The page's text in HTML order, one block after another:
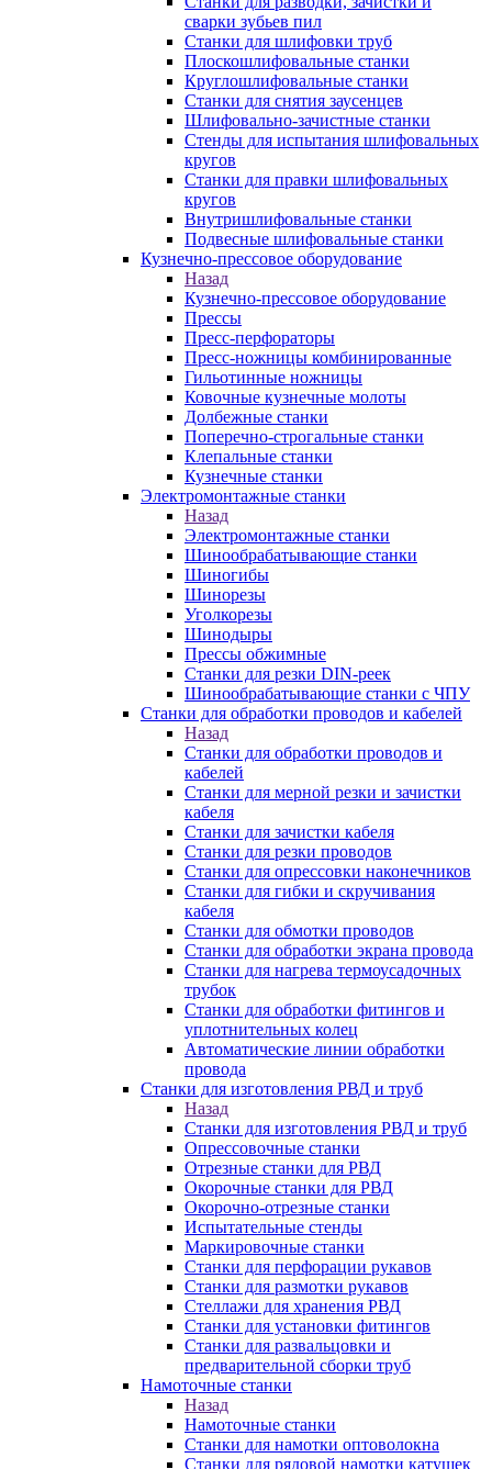
сварки зубьев пил
Станки для шлифовки труб
Плоскошлифовальные станки
Круглошлифовальные станки
Станки для снятия заусенцев
Шлифовально-зачистные станки
Стенды для испытания шлифовальных
кругов
Станки для правки шлифовальных
кругов
Внутришлифовальные станки
Подвесные шлифовальные станки
Кузнечно-прессовое оборудование
Назад
Кузнечно-прессовое оборудование
Прессы
Пресс-перфораторы
Пресс-ножницы комбинированные
Гильотинные ножницы
Ковочные кузнечные молоты
Долбежные станки
Поперечно-строгальные станки
Клепальные станки
Кузнечные станки
Электромонтажные станки
Назад
Электромонтажные станки
Шинообрабатывающие станки
Шиногибы
Шинорезы
Уголкорезы
Шинодыры
Прессы обжимные
Станки для резки DIN-реек
Шинообрабатывающие станки с ЧПУ
Станки для обработки проводов и кабелей
Назад
Станки для обработки проводов и
кабелей
Станки для мерной резки и зачистки
кабеля
Станки для зачистки кабеля
Станки для резки проводов
Станки для опрессовки наконечников
Станки для гибки и скручивания
кабеля
Станки для обмотки проводов
Станки для обработки экрана провода
Станки для нагрева термоусадочных
трубок
Станки для обработки фитингов и
уплотнительных колец
Автоматические линии обработки
провода
Станки для изготовления РВД и труб
Назад
Станки для изготовления РВД и труб
Опрессовочные станки
Отрезные станки для РВД
Окорочные станки для РВД
Окорочно-отрезные станки
Испытательные стенды
Маркировочные станки
Станки для перфорации рукавов
Станки для размотки рукавов
Стеллажи для хранения РВД
Станки для установки фитингов
Станки для развальцовки и
предварительной сборки труб
Намоточные станки
Назад
Намоточные станки
Станки для намотки оптоволокна
Станки для рядовой намотки катушек